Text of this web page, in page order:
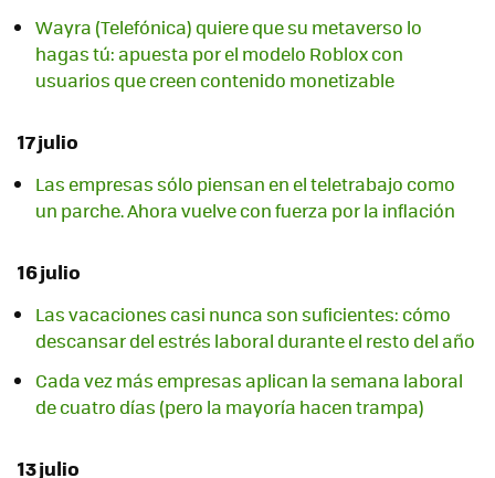
Wayra (Telefónica) quiere que su metaverso lo
hagas tú: apuesta por el modelo Roblox con
usuarios que creen contenido monetizable
17 julio
Las empresas sólo piensan en el teletrabajo como
un parche. Ahora vuelve con fuerza por la inflación
16 julio
Las vacaciones casi nunca son suficientes: cómo
descansar del estrés laboral durante el resto del año
Cada vez más empresas aplican la semana laboral
de cuatro días (pero la mayoría hacen trampa)
13 julio